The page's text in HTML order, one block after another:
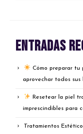
Entradas
Cómo preparar tu
aprovechar todos sus
Resetear la piel
imprescindibles para
Tratamientos